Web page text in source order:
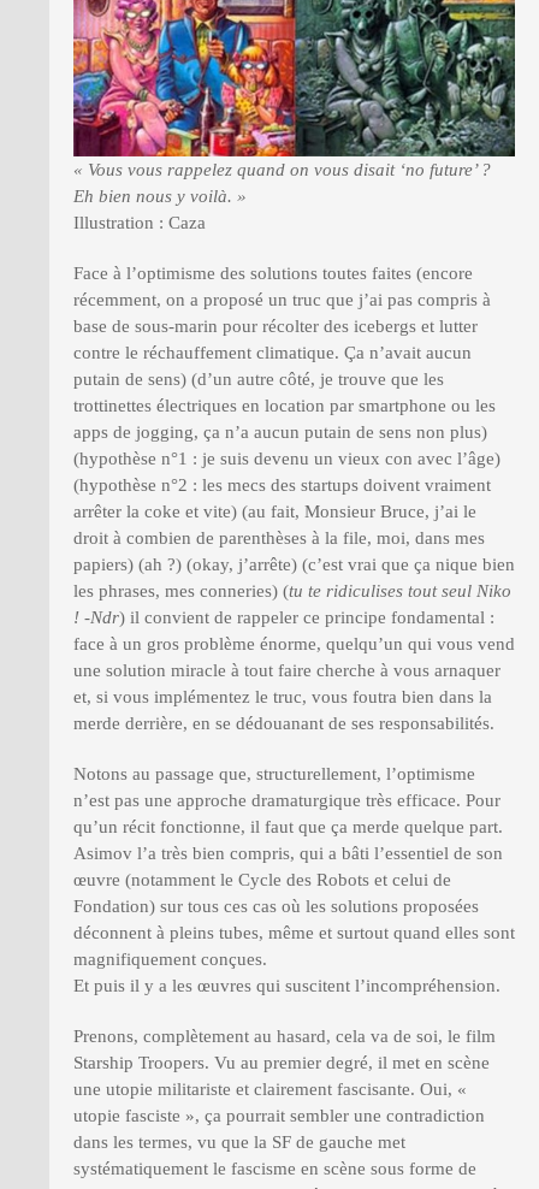
« Vous vous rappelez quand on vous disait ‘no future’ ?
Eh bien nous y voilà. »
Illustration : Caza
Face à l’optimisme des solutions toutes faites (encore
récemment, on a proposé un truc que j’ai pas compris à
base de sous-marin pour récolter des icebergs et lutter
contre le réchauffement climatique. Ça n’avait aucun
putain de sens) (d’un autre côté, je trouve que les
trottinettes électriques en location par smartphone ou les
apps de jogging, ça n’a aucun putain de sens non plus)
(hypothèse n°1 : je suis devenu un vieux con avec l’âge)
(hypothèse n°2 : les mecs des startups doivent vraiment
arrêter la coke et vite) (au fait, Monsieur Bruce, j’ai le
droit à combien de parenthèses à la file, moi, dans mes
papiers) (ah ?) (okay, j’arrête) (c’est vrai que ça nique bien
les phrases, mes conneries) (tu te ridiculises tout seul Niko
! -Ndr) il convient de rappeler ce principe fondamental :
face à un gros problème énorme, quelqu’un qui vous vend
une solution miracle à tout faire cherche à vous arnaquer
et, si vous implémentez le truc, vous foutra bien dans la
merde derrière, en se dédouanant de ses responsabilités.
Notons au passage que, structurellement, l’optimisme
n’est pas une approche dramaturgique très efficace. Pour
qu’un récit fonctionne, il faut que ça merde quelque part.
Asimov l’a très bien compris, qui a bâti l’essentiel de son
œuvre (notamment le Cycle des Robots et celui de
Fondation) sur tous ces cas où les solutions proposées
déconnent à pleins tubes, même et surtout quand elles sont
magnifiquement conçues.
Et puis il y a les œuvres qui suscitent l’incompréhension.
Prenons, complètement au hasard, cela va de soi, le film
Starship Troopers. Vu au premier degré, il met en scène
une utopie militariste et clairement fascisante. Oui, «
utopie fasciste », ça pourrait sembler une contradiction
dans les termes, vu que la SF de gauche met
systématiquement le fascisme en scène sous forme de